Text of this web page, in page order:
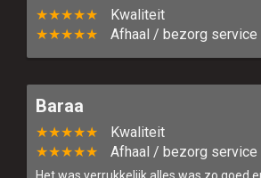
★★★★★
Kwaliteit
★★★★★
Afhaal / bezorg service
Baraa
★★★★★
Kwaliteit
★★★★★
Afhaal / bezorg service